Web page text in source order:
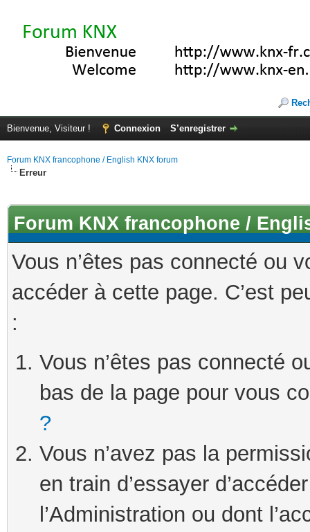
Bienvenue, Visiteur ! Connexion S’enregistrer
Forum KNX francophone / English KNX forum
Erreur
Forum KNX francophone /
Vous n’êtes pas connecté ou
accéder à cette page. C’est
:
Vous n’êtes pas connecté
bas de la page pour vous
?
Vous n’avez pas la
en train d’essayer
l’Administration ou dont